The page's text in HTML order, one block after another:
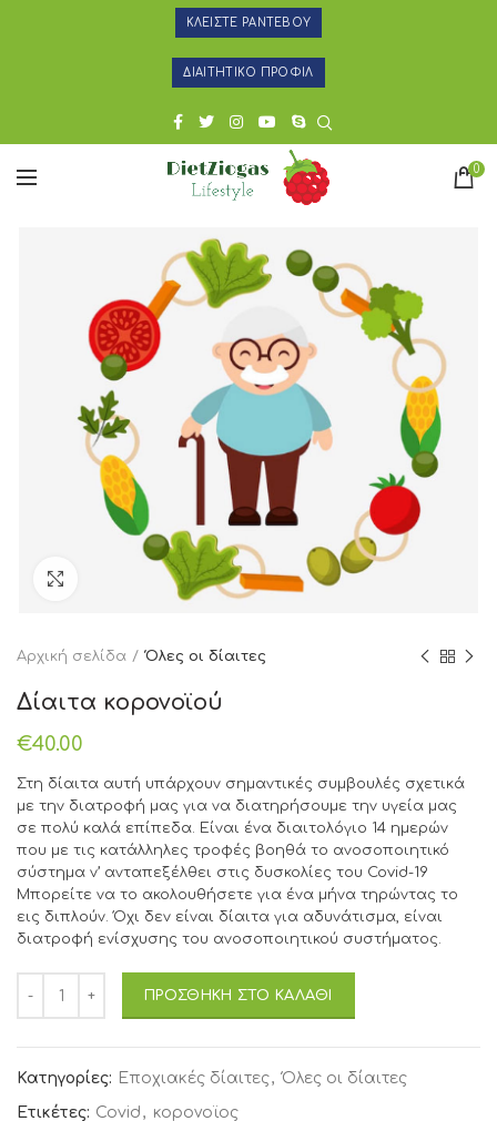
ΚΛΕΙΣΤΕ ΡΑΝΤΕΒΟΥ
ΔΙΑΙΤΗΤΙΚΟ ΠΡΟΦΙΛ
0
Click to enlarge
Αρχική σελίδα Όλες οι δίαιτες
Δίαιτα κορονοϊού
€40.00
Στη δίαιτα αυτή υπάρχουν σημαντικές συμβουλές σχετικά
με την διατροφή μας για να διατηρήσουμε την υγεία μας
σε πολύ καλά επίπεδα. Είναι ένα διαιτολόγιο 14 ημερών
που με τις κατάλληλες τροφές βοηθά το ανοσοποιητικό
σύστημα ν’ ανταπεξέλθει στις δυσκολίες του Covid-19
Μπορείτε να το ακολουθήσετε για ένα μήνα τηρώντας το
εις διπλούν. Όχι δεν είναι δίαιτα για αδυνάτισμα, είναι
διατροφή ενίσχυσης του ανοσοποιητικού συστήματος.
Δίαιτα κορονοϊού ποσότητα
ΠΡΟΣΘΉΚΗ ΣΤΟ ΚΑΛΆΘΙ
Κατηγορίες: Εποχιακές δίαιτες, Όλες οι δίαιτες
Ετικέτες: Covid , κορονοϊος